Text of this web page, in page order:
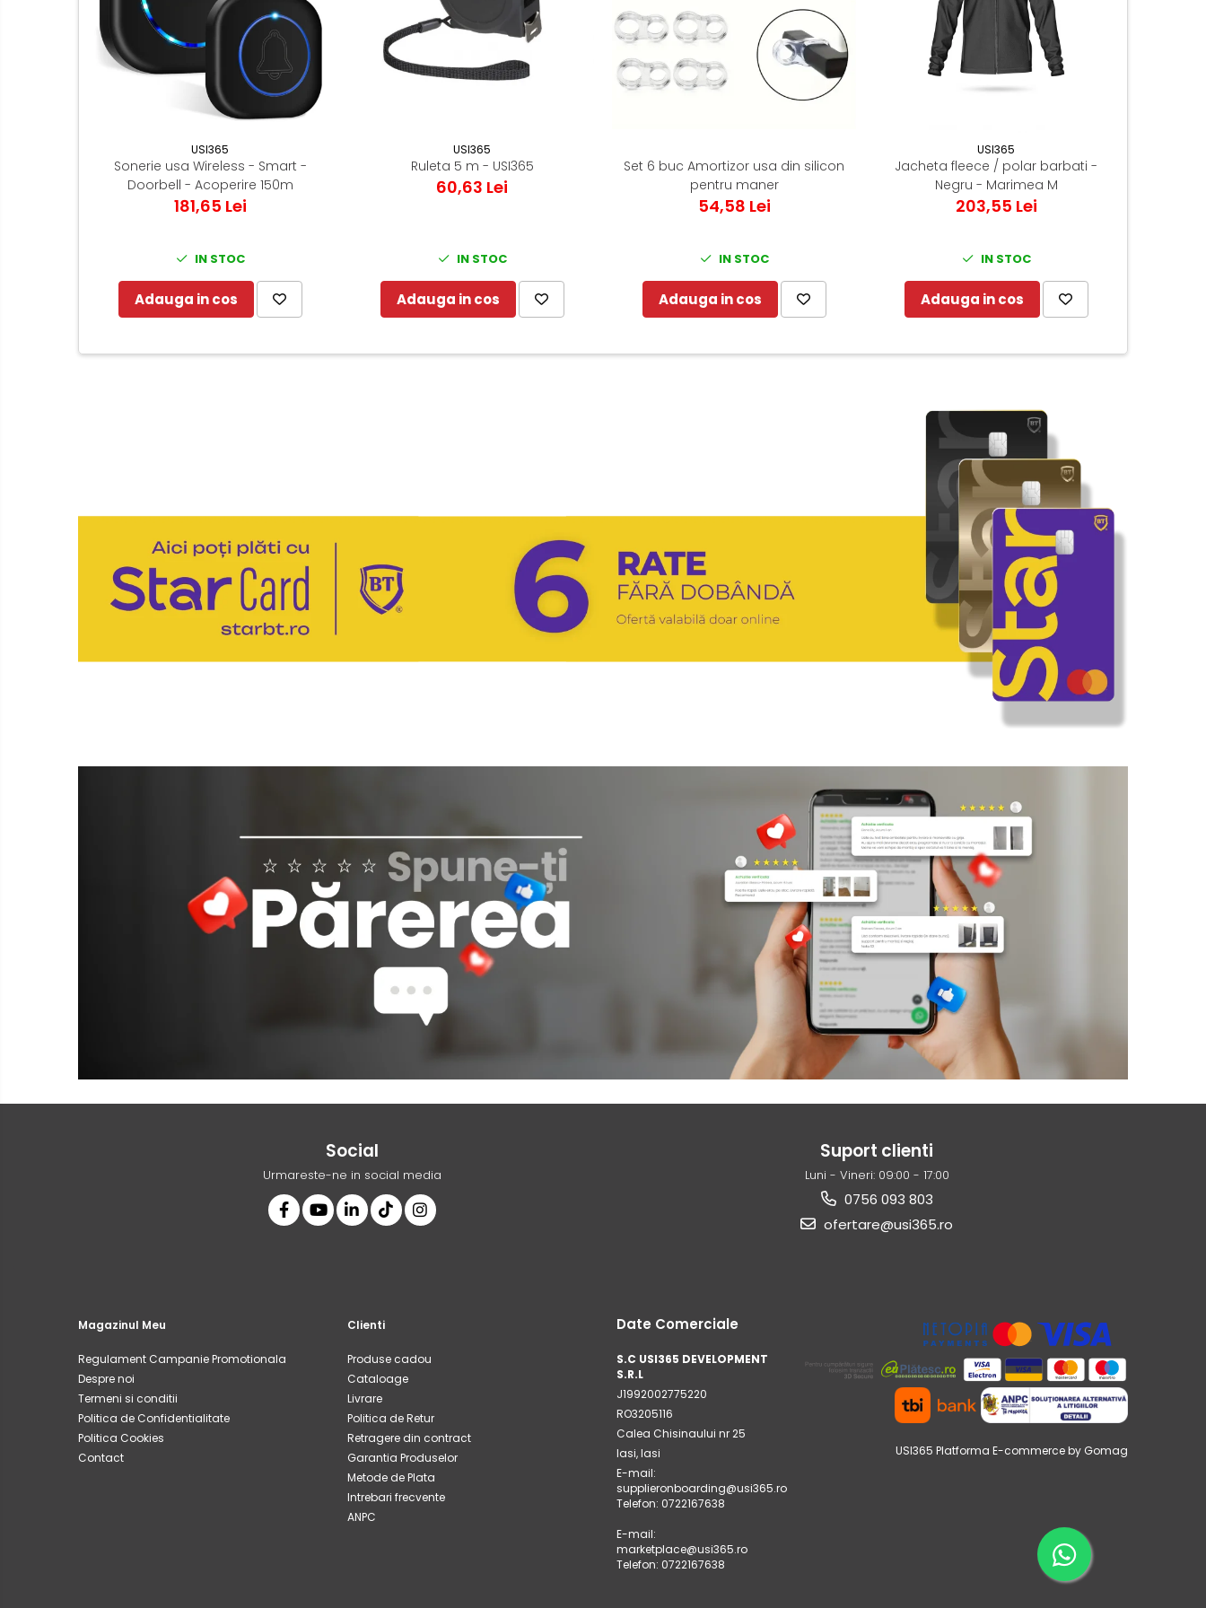
USI365
Sonerie usa Wireless - Smart -
Doorbell - Acoperire 150m
181,65 Lei
IN STOC
Adauga in cos
USI365
Ruleta 5 m - USI365
60,63 Lei
IN STOC
Adauga in cos
Set 6 buc Amortizor usa din silicon
pentru maner
54,58 Lei
IN STOC
Adauga in cos
USI365
Jacheta fleece / polar barbati -
Negru - Marimea M
203,55 Lei
IN STOC
Adauga in cos
Social
Urmareste-ne in social media
Suport clienti
Luni - Vineri: 09:00 - 17:00
0756 093 803
ofertare@usi365.ro
Magazinul Meu
Regulament Campanie Promotionala
Despre noi
Termeni si conditii
Politica de Confidentialitate
Politica Cookies
Contact
Clienti
Produse cadou
Cataloage
Livrare
Politica de Retur
Retragere din contract
Garantia Produselor
Metode de Plata
Intrebari frecvente
ANPC
Date Comerciale
S.C USI365 DEVELOPMENT
S.R.L
J1992002775220
RO3205116
Calea Chisinaului nr 25
Iasi, Iasi
E-mail:
supplieronboarding@usi365.ro
Telefon: 0722167638
E-mail:
marketplace@usi365.ro
Telefon: 0722167638
USI365 Platforma E-commerce by Gomag